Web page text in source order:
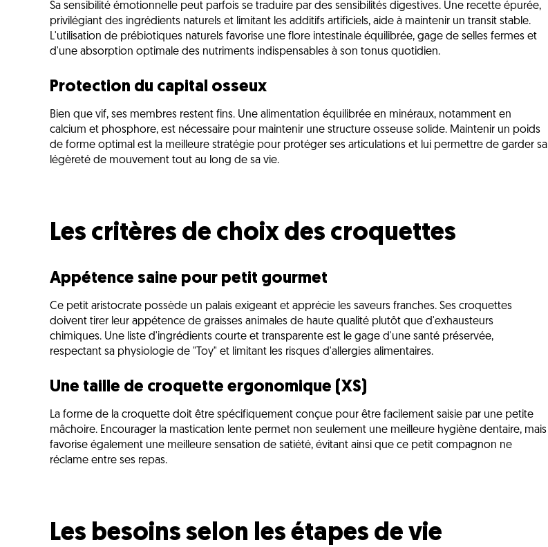
Sa sensibilité émotionnelle peut parfois se traduire par des sensibilités digestives. Une recette épurée,
privilégiant des ingrédients naturels et limitant les additifs artificiels, aide à maintenir un transit stable.
L'utilisation de prébiotiques naturels favorise une flore intestinale équilibrée, gage de selles fermes et
d'une absorption optimale des nutriments indispensables à son tonus quotidien.
Protection du capital osseux
Bien que vif, ses membres restent fins. Une alimentation équilibrée en minéraux, notamment en
calcium et phosphore, est nécessaire pour maintenir une structure osseuse solide. Maintenir un poids
de forme optimal est la meilleure stratégie pour protéger ses articulations et lui permettre de garder sa
légèreté de mouvement tout au long de sa vie.
Les critères de choix des croquettes
Appétence saine pour petit gourmet
Ce petit aristocrate possède un palais exigeant et apprécie les saveurs franches. Ses croquettes
doivent tirer leur appétence de graisses animales de haute qualité plutôt que d'exhausteurs
chimiques. Une liste d'ingrédients courte et transparente est le gage d'une santé préservée,
respectant sa physiologie de "Toy" et limitant les risques d'allergies alimentaires.
Une taille de croquette ergonomique (XS)
La forme de la croquette doit être spécifiquement conçue pour être facilement saisie par une petite
mâchoire. Encourager la mastication lente permet non seulement une meilleure hygiène dentaire, mais
favorise également une meilleure sensation de satiété, évitant ainsi que ce petit compagnon ne
réclame entre ses repas.
Les besoins selon les étapes de vie